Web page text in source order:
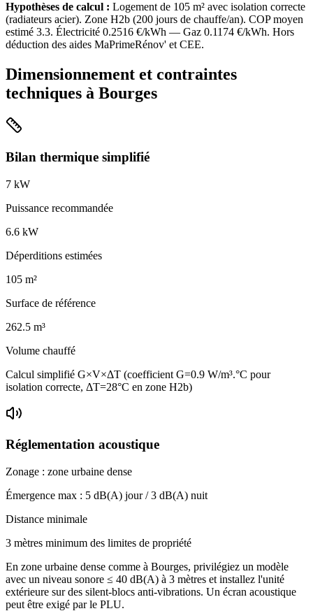
Hypothèses de calcul : Logement de 105 m² avec isolation correcte
(radiateurs acier). Zone H2b (200 jours de chauffe/an). COP moyen
estimé 3.3. Électricité 0.2516 €/kWh — Gaz 0.1174 €/kWh. Hors
déduction des aides MaPrimeRénov' et CEE.
Dimensionnement et contraintes
techniques à Bourges
Bilan thermique simplifié
7 kW
Puissance recommandée
6.6 kW
Déperditions estimées
105 m²
Surface de référence
262.5 m³
Volume chauffé
Calcul simplifié G×V×ΔT (coefficient G=0.9 W/m³.°C pour
isolation correcte, ΔT=28°C en zone H2b)
Réglementation acoustique
Zonage : zone urbaine dense
Émergence max : 5 dB(A) jour /3 dB(A) nuit
Distance minimale
3 mètres minimum des limites de propriété
En zone urbaine dense comme à Bourges, privilégiez un modèle
avec un niveau sonore ≤ 40 dB(A) à 3 mètres et installez l'unité
extérieure sur des silent-blocs anti-vibrations. Un écran acoustique
peut être exigé par le PLU.